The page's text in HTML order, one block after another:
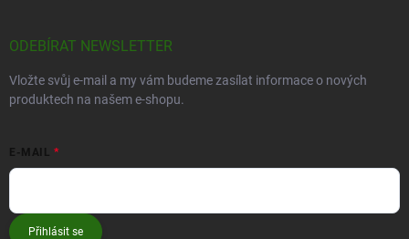
ODEBÍRAT NEWSLETTER
Vložte svůj e-mail a my vám budeme zasílat informace o nových
produktech na našem e-shopu.
E-MAIL
Přihlásit se